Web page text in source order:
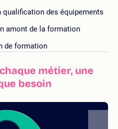
des équipements
amont de la formation
de formation
métier, une
besoin